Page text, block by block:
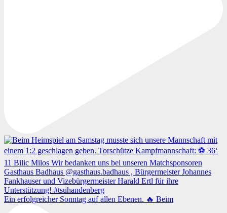
Ein erfolgreicher Sonntag auf allen Ebenen. 🔥 Beim